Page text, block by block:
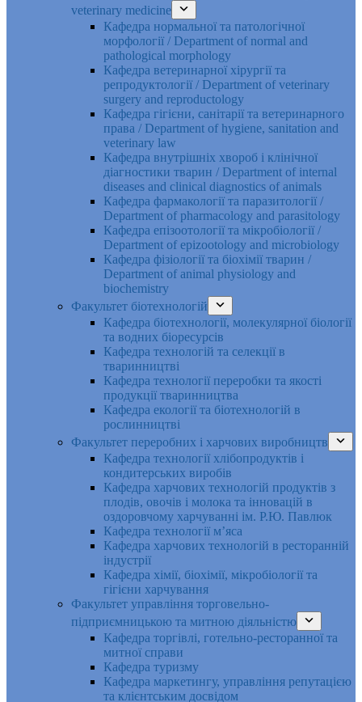
veterinary medicine
Кафедра нормальної та патологічної
морфології / Department of normal and
pathological morphology
Кафедра ветеринарної хірургії та
репродуктології / Department of veterinary
surgery and reproductology
Кафедра гігієни, санітарії та ветеринарного
права / Department of hygiene, sanitation and
veterinary law
Кафедра внутрішніх хвороб і клінічної
діагностики тварин / Department of internal
diseases and clinical diagnostics of animals
Кафедра фармакології та паразитології /
Department of pharmacology and parasitology
Кафедра епізоотології та мікробіології /
Department of epizootology and microbiology
Кафедра фізіології та біохімії тварин /
Department of animal physiology and
biochemistry
Факультет біотехнологій
Кафедра біотехнології, молекулярної біології
та водних біоресурсів
Кафедра технологій та селекції в
тваринництві
Кафедра технології переробки та якості
продукції тваринництва
Кафедра екології та біотехнологій в
рослинництві
Факультет переробних і харчових виробництв
Кафедра технології хлібопродуктів і
кондитерських виробів
Кафедра харчових технологій продуктів з
плодів, овочів і молока та інновацій в
оздоровчому харчуванні ім. Р.Ю. Павлюк
Кафедра технології м’яса
Кафедра харчових технологій в ресторанній
індустрії
Кафедра хімії, біохімії, мікробіології та
гігієни харчування
Факультет управління торговельно-
підприємницькою та митною діяльністю
Кафедра торгівлі, готельно-ресторанної та
митної справи
Кафедра туризму
Кафедра маркетингу, управління репутацією
та клієнтським досвідом